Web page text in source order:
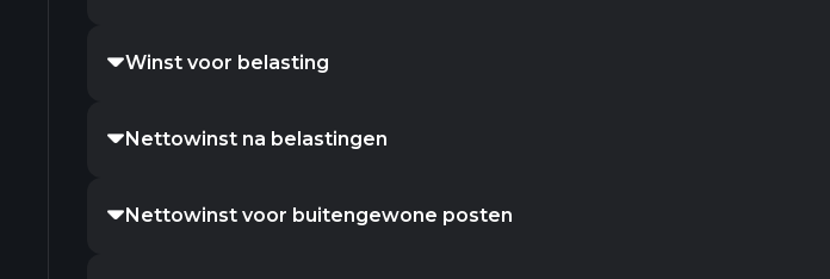
Winst voor belasting
Nettowinst na belastingen
Nettowinst voor buitengewone posten